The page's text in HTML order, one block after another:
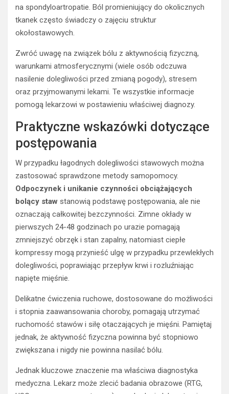
na spondyloartropatie. Ból promieniujący do okolicznych
tkanek często świadczy o zajęciu struktur
okołostawowych.
Zwróć uwagę na związek bólu z aktywnością fizyczną,
warunkami atmosferycznymi (wiele osób odczuwa
nasilenie dolegliwości przed zmianą pogody), stresem
oraz przyjmowanymi lekami. Te wszystkie informacje
pomogą lekarzowi w postawieniu właściwej diagnozy.
Praktyczne wskazówki dotyczące
postępowania
W przypadku łagodnych dolegliwości stawowych można
zastosować sprawdzone metody samopomocy.
Odpoczynek i unikanie czynności obciążających
bolący staw stanowią podstawę postępowania, ale nie
oznaczają całkowitej bezczynności. Zimne okłady w
pierwszych 24-48 godzinach po urazie pomagają
zmniejszyć obrzęk i stan zapalny, natomiast ciepłe
kompressy mogą przynieść ulgę w przypadku przewlekłych
dolegliwości, poprawiając przepływ krwi i rozluźniając
napięte mięśnie.
Delikatne ćwiczenia ruchowe, dostosowane do możliwości
i stopnia zaawansowania choroby, pomagają utrzymać
ruchomość stawów i siłę otaczających je mięśni. Pamiętaj
jednak, że aktywność fizyczna powinna być stopniowo
zwiększana i nigdy nie powinna nasilać bólu.
Jednak kluczowe znaczenie ma właściwa diagnostyka
medyczna. Lekarz może zlecić badania obrazowe (RTG,